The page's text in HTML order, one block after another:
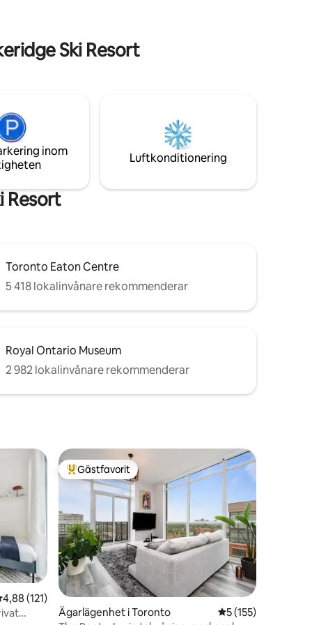
vistelse!
Ski Resort
inom
Luftkonditionering
Resort
Toronto Eaton Centre
5 418 lokalinvånare rekommenderar
Royal Ontario Museum
2 982 lokalinvånare rekommenderar
av 5 i genomsnittligt betyg, 121 omdömen
4,88 (121)
Populär gästfavorit
Gästfavorit
Ägarlägenhet i Toronto 5 av 5 i
5 (155)